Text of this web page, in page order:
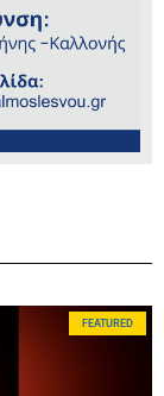
FEATURED